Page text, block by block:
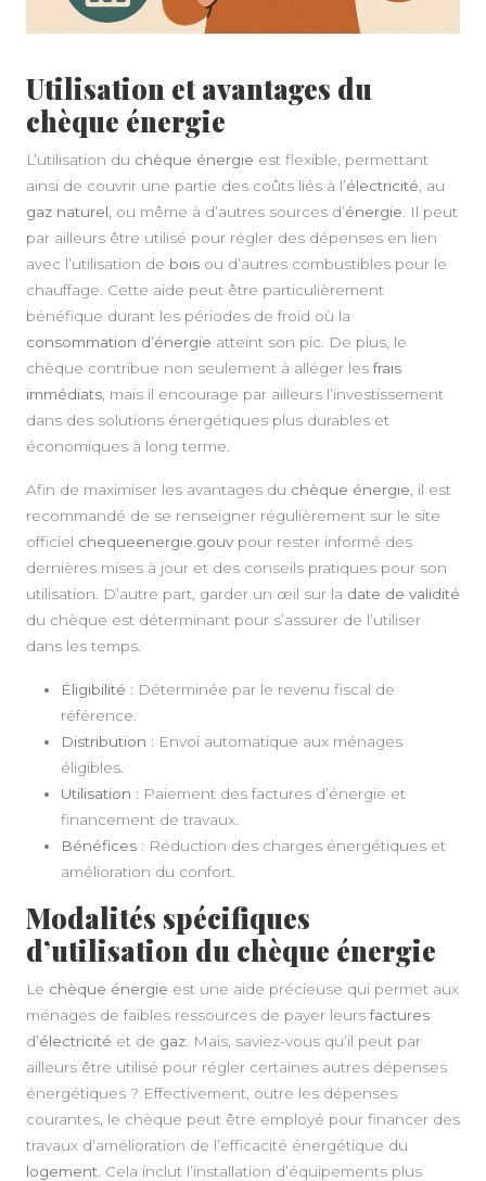
Utilisation et avantages du
chèque énergie
L’utilisation du chèque énergie est flexible, permettant
ainsi de couvrir une partie des coûts liés à l’électricité , au
gaz naturel , ou même à d’autres sources d’énergie . Il peut
par ailleurs être utilisé pour régler des dépenses en lien
avec l’utilisation de bois ou d’autres combustibles pour le
chauffage. Cette aide peut être particulièrement
bénéfique durant les périodes de froid où la
consommation d’énergie atteint son pic. De plus, le
chèque contribue non seulement à alléger lesfrais
immédiats , mais il encourage par ailleurs l’investissement
dans des solutions énergétiques plus durables et
économiques à long terme.
Afin de maximiser les avantages du chèque énergie , il est
recommandé de se renseigner régulièrement sur le site
officiel chequeenergie.gouv pour rester informé des
dernières mises à jour et des conseils pratiques pour son
utilisation. D’autre part, garder un œil sur la date de validité
du chèque est déterminant pour s’assurer de l’utiliser
dans les temps.
Éligibilité : Déterminée par le revenu fiscal de
référence.
Distribution : Envoi automatique aux ménages
éligibles.
Utilisation : Paiement des factures d’énergie et
financement de travaux.
Bénéfices : Réduction des charges énergétiques et
amélioration du confort.
Modalités spécifiques
d’utilisation du chèque énergie
Le chèque énergie est une aide précieuse qui permet aux
ménages de faibles ressources de payer leursfactures
d’électricité et de gaz . Mais, saviez-vous qu’il peut par
ailleurs être utilisé pour régler certaines autres dépenses
énergétiques ? Effectivement, outre les dépenses
courantes, le chèque peut être employé pour financer des
travaux d’amélioration de l’efficacité énergétique du
logement . Cela inclut l’installation d’équipements plus
A PROPOS